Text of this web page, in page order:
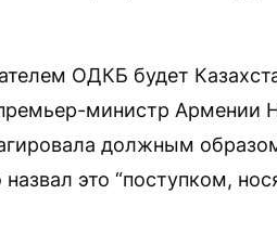
ОДКБ будет
министр Армении
должным
это “поступком,